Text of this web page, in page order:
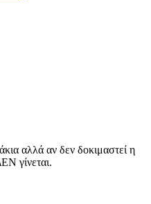
αλλά αν δεν δοκιμαστεί η
γίνεται.